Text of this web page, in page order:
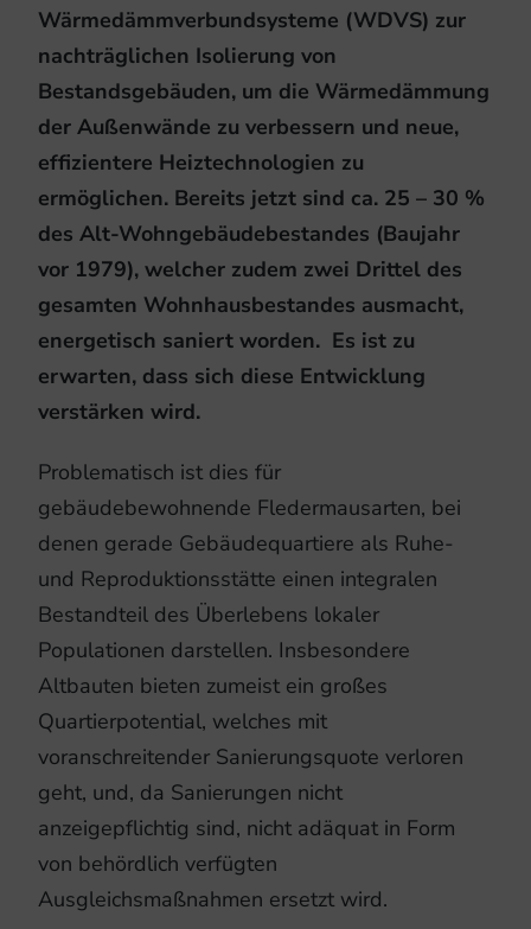
Wärmedämmverbundsysteme (WDVS) zur
nachträglichen Isolierung von
Bestandsgebäuden, um die Wärmedämmung
der Außenwände zu verbessern und neue,
effizientere Heiztechnologien zu
ermöglichen. Bereits jetzt sind ca. 25 – 30 %
des Alt-Wohngebäudebestandes (Baujahr
vor 1979), welcher zudem zwei Drittel des
gesamten Wohnhausbestandes ausmacht,
energetisch saniert worden. Es ist zu
erwarten, dass sich diese Entwicklung
verstärken wird.
Problematisch ist dies für
gebäudebewohnende Fledermausarten, bei
denen gerade Gebäudequartiere als Ruhe-
und Reproduktionsstätte einen integralen
Bestandteil des Überlebens lokaler
Populationen darstellen. Insbesondere
Altbauten bieten zumeist ein großes
Quartierpotential, welches mit
voranschreitender Sanierungsquote verloren
geht, und, da Sanierungen nicht
anzeigepflichtig sind, nicht adäquat in Form
von behördlich verfügten
Ausgleichsmaßnahmen ersetzt wird.